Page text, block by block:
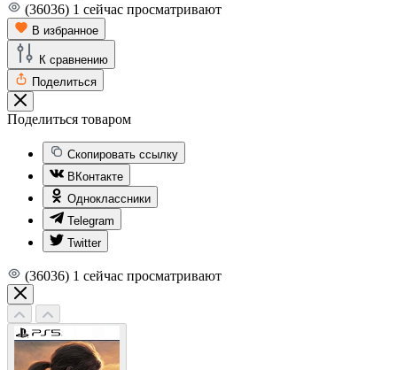
(36036) 1 сейчас просматривают
В избранное
К сравнению
Поделиться
Поделиться товаром
Скопировать ссылку
ВКонтакте
Одноклассники
Telegram
Twitter
(36036) 1 сейчас просматривают